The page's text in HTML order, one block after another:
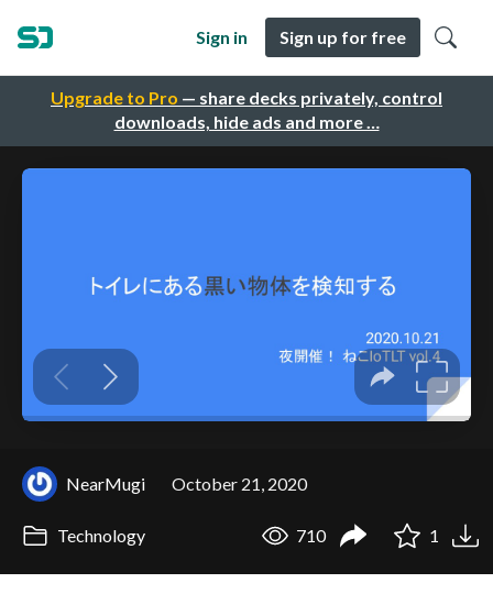
Upgrade to Pro — share decks privately, control
downloads, hide ads and more …
Sign in Sign up for free
NearMugi October 21, 2020
Technology 710 1